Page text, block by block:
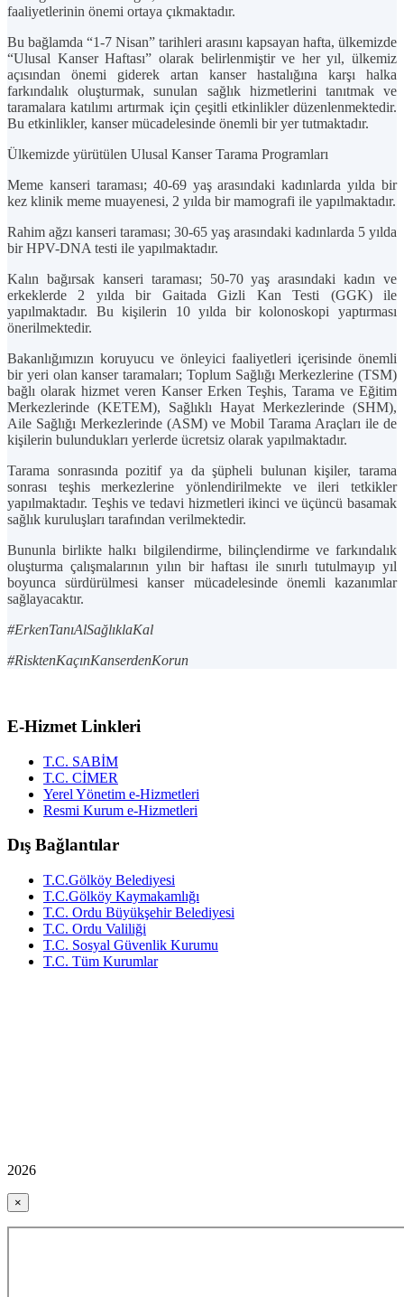
faaliyetlerinin önemi ortaya çıkmaktadır.
Bu bağlamda “1-7 Nisan” tarihleri arasını kapsayan hafta, ülkemizde
“Ulusal Kanser Haftası” olarak belirlenmiştir ve her yıl, ülkemiz
açısından önemi giderek artan kanser hastalığına karşı halka
farkındalık oluşturmak, sunulan sağlık hizmetlerini tanıtmak ve
taramalara katılımı artırmak için çeşitli etkinlikler düzenlenmektedir.
Bu etkinlikler, kanser mücadelesinde önemli bir yer tutmaktadır.
Ülkemizde yürütülen Ulusal Kanser Tarama Programları
Meme kanseri taraması; 40-69 yaş arasındaki kadınlarda yılda bir
kez klinik meme muayenesi, 2 yılda bir mamografi ile yapılmaktadır.
Rahim ağzı kanseri taraması; 30-65 yaş arasındaki kadınlarda 5 yılda
bir HPV-DNA testi ile yapılmaktadır.
Kalın bağırsak kanseri taraması; 50-70 yaş arasındaki kadın ve
erkeklerde 2 yılda bir Gaitada Gizli Kan Testi (GGK) ile
yapılmaktadır. Bu kişilerin 10 yılda bir kolonoskopi yaptırması
önerilmektedir.
Bakanlığımızın koruyucu ve önleyici faaliyetleri içerisinde önemli
bir yeri olan kanser taramaları; Toplum Sağlığı Merkezlerine (TSM)
bağlı olarak hizmet veren Kanser Erken Teşhis, Tarama ve Eğitim
Merkezlerinde (KETEM), Sağlıklı Hayat Merkezlerinde (SHM),
Aile Sağlığı Merkezlerinde (ASM) ve Mobil Tarama Araçları ile de
kişilerin bulundukları yerlerde ücretsiz olarak yapılmaktadır.
Tarama sonrasında pozitif ya da şüpheli bulunan kişiler, tarama
sonrası teşhis merkezlerine yönlendirilmekte ve ileri tetkikler
yapılmaktadır. Teşhis ve tedavi hizmetleri ikinci ve üçüncü basamak
sağlık kuruluşları tarafından verilmektedir.
Bununla birlikte halkı bilgilendirme, bilinçlendirme ve farkındalık
oluşturma çalışmalarının yılın bir haftası ile sınırlı tutulmayıp yıl
boyunca sürdürülmesi kanser mücadelesinde önemli kazanımlar
sağlayacaktır.
#ErkenTanıAlSağlıklaKal
#RisktenKaçınKanserdenKorun
E-Hizmet Linkleri
T.C. SABİM
T.C. CİMER
Yerel Yönetim e-Hizmetleri
Resmi Kurum e-Hizmetleri
Dış Bağlantılar
T.C.Gölköy Belediyesi
T.C.Gölköy Kaymakamlığı
T.C. Ordu Büyükşehir Belediyesi
T.C. Ordu Valiliği
T.C. Sosyal Güvenlik Kurumu
T.C. Tüm Kurumlar
2026
×